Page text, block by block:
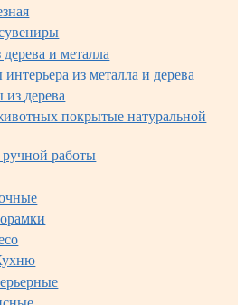
и металла
из металла и дерева
дерева
покрытые натуральной
работы